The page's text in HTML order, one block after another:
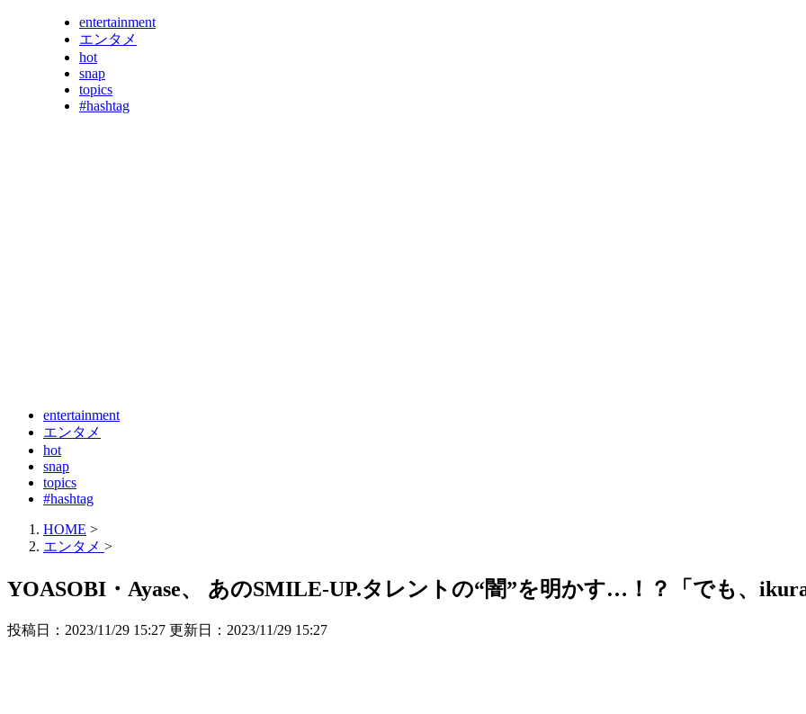
entertainment
エンタメ
hot
snap
topics
#hashtag
entertainment
エンタメ
hot
snap
topics
#hashtag
HOME >
エンタメ >
YOASOBI・Ayase、 あのSMILE-UP.タレントの“闇”を明かす…！？「でも、
投稿日：2023/11/29 15:27 更新日： 2023/11/29 15:27